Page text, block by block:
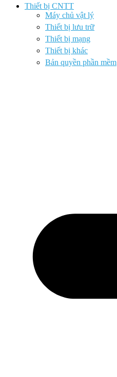
Thiết bị CNTT
Máy chủ vật lý
Thiết bị lưu trữ
Thiết bị mạng
Thiết bị khác
Bản quyền phần mềm